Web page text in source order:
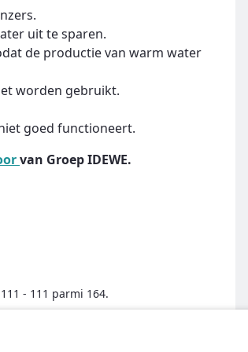
uit te sparen.
de productie van warm water
worden gebruikt.
goed functioneert.
van Groep IDEWE.
- 111 parmi 164.